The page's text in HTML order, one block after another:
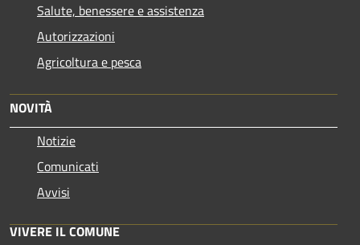
Salute, benessere e assistenza
Autorizzazioni
Agricoltura e pesca
NOVITÀ
Notizie
Comunicati
Avvisi
VIVERE IL COMUNE